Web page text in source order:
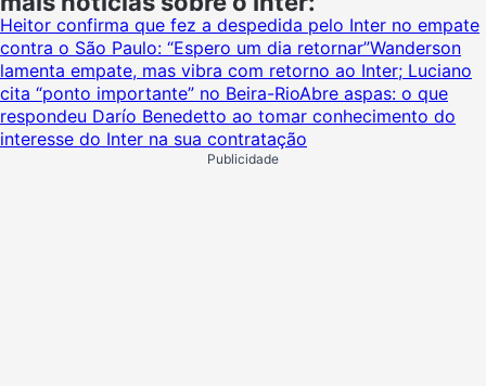
Heitor confirma que fez a despedida pelo Inter no empate
contra o São Paulo: “Espero um dia retornar”Wanderson
lamenta empate, mas vibra com retorno ao Inter; Luciano
cita “ponto importante” no Beira-RioAbre aspas: o que
respondeu Darío Benedetto ao tomar conhecimento do
interesse do Inter na sua contratação
Publicidade